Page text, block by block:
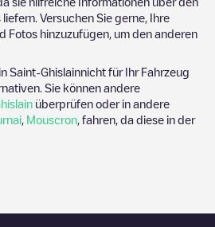
Versuchen Sie gerne, Ihre
Fotos hinzuzufügen, um den anderen
Saint-Ghislainnicht für Ihr Fahrzeug
Sie können andere
überprüfen oder in andere
Mouscron , fahren, da diese in der